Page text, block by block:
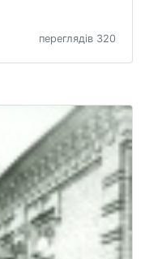
переглядів 320